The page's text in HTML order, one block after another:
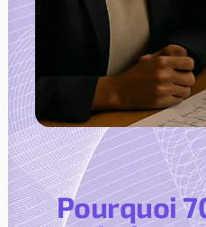
Pourquoi